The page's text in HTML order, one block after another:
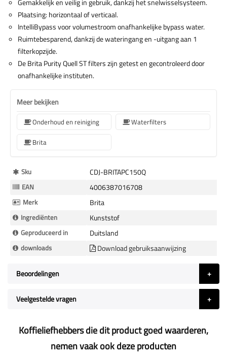
Gemakkelijk en veilig in gebruik, dankzij het snelwisselsysteem.
Plaatsing: horizontaal of verticaal.
IntelliBypass voor volumestroom onafhankelijke bypass water.
Ruimtebesparend, dankzij de wateringang en -uitgang aan 1
filterkopzijde.
De Brita Purity Quell ST filters zijn getest en gecontroleerd door
onafhankelijke instituten.
Meer bekijken
Onderhoud en reiniging
Waterfilters
Brita
Meer
Informatie
Sku CDJ-BRITAPC150Q
EAN 4006387016708
Merk Brita
Ingrediënten Kunststof
Geproduceerd in Duitsland
downloads Download gebruiksaanwijzing
Beoordelingen
Veelgestelde vragen
Koffieliefhebbers die dit product goed waarderen,
nemen vaak ook deze producten